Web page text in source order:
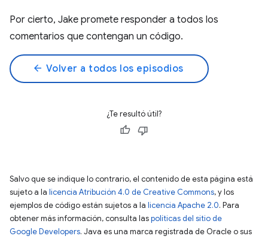
Por cierto, Jake promete responder a todos los
comentarios que contengan un código.
arrow_back Volver a todos los episodios
¿Te resultó útil?
Salvo que se indique lo contrario, el contenido de esta página está
sujeto a la licencia Atribución 4.0 de Creative Commons, y los
ejemplos de código están sujetos a la licencia Apache 2.0. Para
obtener más información, consulta laspolíticas del sitio de
Google Developers. Java es una marca registrada de Oracle o sus